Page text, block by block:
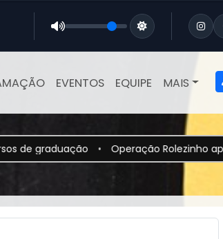
EVENTOS EQUIPE MAIS
• Operação Rolezinho apreende 80